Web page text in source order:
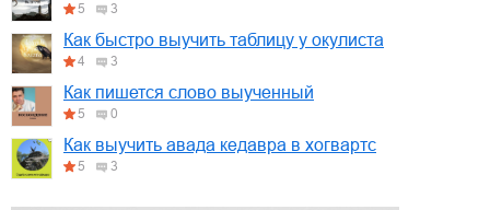
5 3
Как быстро выучить таблицу у окулиста
4 3
Как пишется слово выученный
5 0
Как выучить авада кедавра в хогвартс
5 3